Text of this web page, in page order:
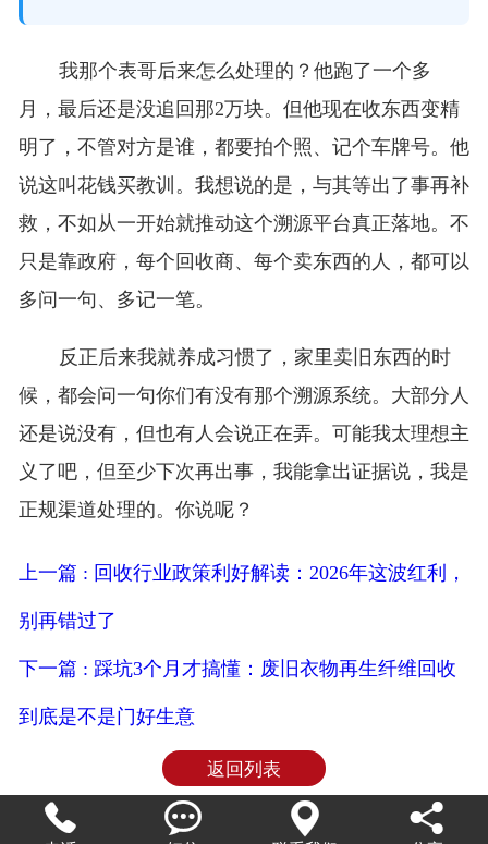
我那个表哥后来怎么处理的？他跑了一个多
月，最后还是没追回那2万块。但他现在收东西变精
明了，不管对方是谁，都要拍个照、记个车牌号。他
说这叫花钱买教训。我想说的是，与其等出了事再补
救，不如从一开始就推动这个溯源平台真正落地。不
只是靠政府，每个回收商、每个卖东西的人，都可以
多问一句、多记一笔。
反正后来我就养成习惯了，家里卖旧东西的时
候，都会问一句你们有没有那个溯源系统。大部分人
还是说没有，但也有人会说正在弄。可能我太理想主
义了吧，但至少下次再出事，我能拿出证据说，我是
正规渠道处理的。你说呢？
上一篇 : 回收行业政策利好解读：2026年这波红利，
别再错过了
下一篇 : 踩坑3个月才搞懂：废旧衣物再生纤维回收
到底是不是门好生意
返回列表
   